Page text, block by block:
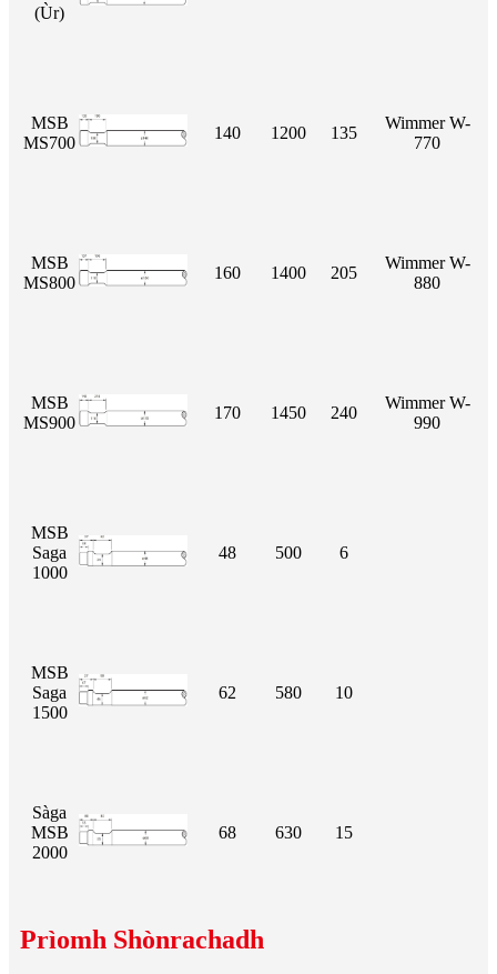
(Ùr)
MSB
MS700
140 1200 135
Wimmer W-
770
MSB
MS800
160 1400 205
Wimmer W-
880
MSB
MS900
170 1450 240
Wimmer W-
990
MSB
Saga
1000
48 500 6
MSB
Saga
1500
62 580 10
Sàga
MSB
2000
68 630 15
Prìomh Shònrachadh